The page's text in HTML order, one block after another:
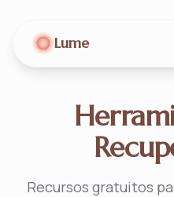
Lume
Recursos gratuitos